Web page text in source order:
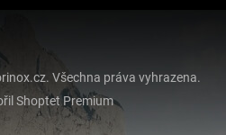
Shoptet Premium
. Všechna práva vyhrazena.